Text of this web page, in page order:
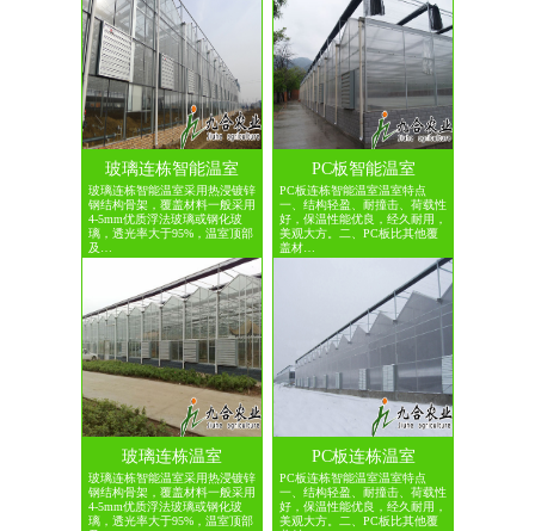
玻璃连栋智能温室
玻璃连栋智能温室采用热浸镀锌
钢结构骨架，覆盖材料一般采用
4-5mm优质浮法玻璃或钢化玻
璃，透光率大于95%，温室顶部
及…
PC板智能温室
PC板连栋智能温室温室特点
一、结构轻盈、耐撞击、荷载性
好，保温性能优良，经久耐用，
美观大方。二、PC板比其他覆
盖材…
玻璃连栋温室
玻璃连栋智能温室采用热浸镀锌
钢结构骨架，覆盖材料一般采用
4-5mm优质浮法玻璃或钢化玻
璃，透光率大于95%，温室顶部
PC板连栋温室
PC板连栋智能温室温室特点
一、结构轻盈、耐撞击、荷载性
好，保温性能优良，经久耐用，
美观大方。二、PC板比其他覆